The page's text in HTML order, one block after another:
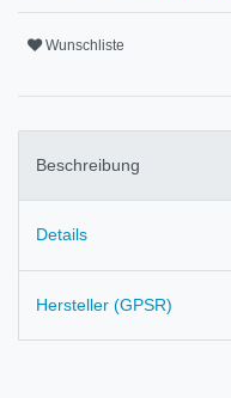
Wunschliste
Beschreibung
Details
Hersteller (GPSR)